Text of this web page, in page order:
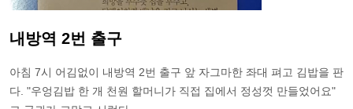
내방역 2번 출구
아침 7시 어김없이 내방역 2번 출구 앞 자그마한 좌대 펴고 김밥을 판
다. "우엉김밥 한 개 천원 할머니가 직접 집에서 정성껏 만들었어요"